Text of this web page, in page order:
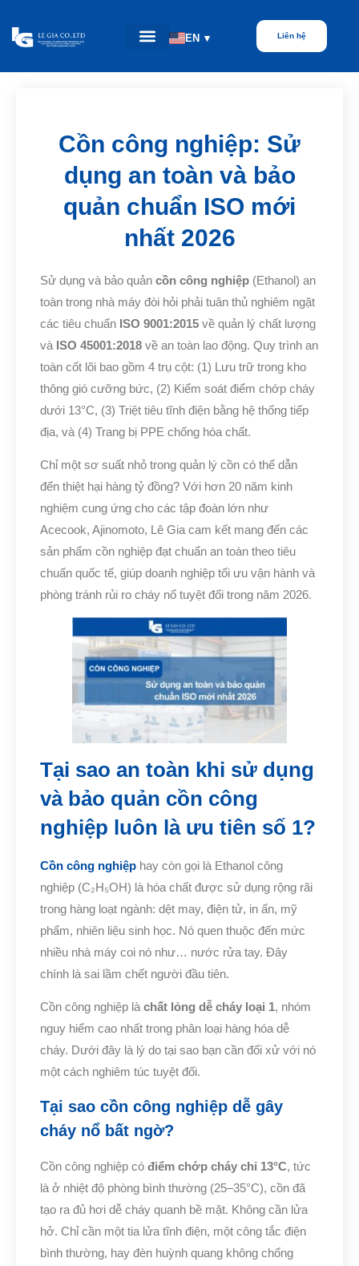
EN ▾ Liên hệ
Cồn công nghiệp: Sử
dụng an toàn và bảo
quản chuẩn ISO mới
nhất 2026
Sử dụng và bảo quản cồn công nghiệp (Ethanol) an
toàn trong nhà máy đòi hỏi phải tuân thủ nghiêm ngặt
các tiêu chuẩn ISO 9001:2015 về quản lý chất lượng
và ISO 45001:2018 về an toàn lao động. Quy trình an
toàn cốt lõi bao gồm 4 trụ cột: (1) Lưu trữ trong kho
thông gió cưỡng bức, (2) Kiểm soát điểm chớp cháy
dưới 13°C, (3) Triệt tiêu tĩnh điện bằng hệ thống tiếp
địa, và (4) Trang bị PPE chống hóa chất.
Chỉ một sơ suất nhỏ trong quản lý cồn có thể dẫn
đến thiệt hại hàng tỷ đồng? Với hơn 20 năm kinh
nghiệm cung ứng cho các tập đoàn lớn như
Acecook, Ajinomoto, Lê Gia cam kết mang đến các
sản phẩm cồn nghiệp đạt chuẩn an toàn theo tiêu
chuẩn quốc tế, giúp doanh nghiệp tối ưu vận hành và
phòng tránh rủi ro cháy nổ tuyệt đối trong năm 2026.
Tại sao an toàn khi sử dụng
và bảo quản cồn công
nghiệp luôn là ưu tiên số 1?
Cồn công nghiệp hay còn gọi là Ethanol công
nghiệp (C₂H₅OH) là hóa chất được sử dụng rộng rãi
trong hàng loạt ngành: dệt may, điện tử, in ấn, mỹ
phẩm, nhiên liệu sinh học. Nó quen thuộc đến mức
nhiều nhà máy coi nó như… nước rửa tay. Đây
chính là sai lầm chết người đầu tiên.
Cồn công nghiệp là chất lỏng dễ cháy loại 1, nhóm
nguy hiểm cao nhất trong phân loại hàng hóa dễ
cháy. Dưới đây là lý do tại sao bạn cần đối xử với nó
một cách nghiêm túc tuyệt đối.
Tại sao cồn công nghiệp dễ gây
cháy nổ bất ngờ?
Cồn công nghiệp có điểm chớp cháy chỉ 13°C, tức
là ở nhiệt độ phòng bình thường (25–35°C), cồn đã
tạo ra đủ hơi dễ cháy quanh bề mặt. Không cần lửa
hở. Chỉ cần một tia lửa tĩnh điện, một công tắc điện
bình thường, hay đèn huỳnh quang không chống